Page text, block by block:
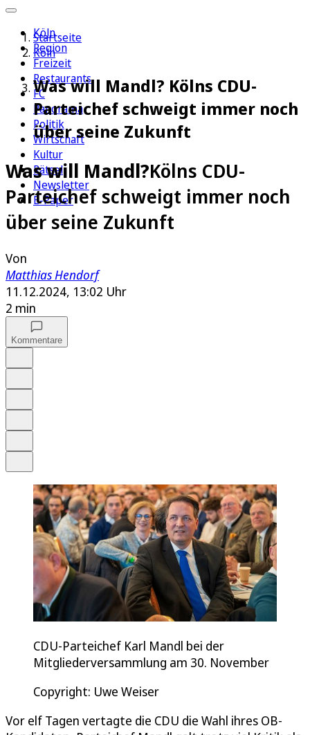
Köln
Region
Freizeit
Restaurants
FC
Panorama
Politik
Wirtschaft
Kultur
Rätsel
Newsletter
E-Paper
Startseite
Köln
Was will Mandl? Kölns CDU-
Parteichef schweigt immer noch
über seine Zukunft
Was will Mandl?Kölns CDU-
Parteichef schweigt immer noch
über seine Zukunft
Von
Matthias Hendorf
11.12.2024, 13:02 Uhr
2 min
Kommentare
CDU-Parteichef Karl Mandl bei der
Mitgliederversammlung am 30. November
Copyright: Uwe Weiser
Vor elf Tagen vertagte die CDU die Wahl ihres OB-